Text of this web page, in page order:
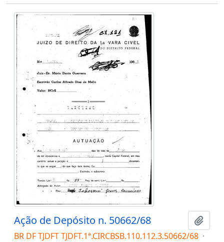
Ação de Depósito n. 50662/68
BR DF TJDFT TJDFT.1ª.CIRCBSB.110.112.3.50662/68 ·